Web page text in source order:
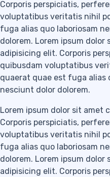
Corporis perspiciatis,
voluptatibus veritatis nihil
fuga alias quo laboriosam
dolorem. Lorem ipsum
adipisicing elit. Corporis
quibusdam voluptatibus
quaerat quae est fuga alias
nesciunt dolor dolorem.
Lorem ipsum dolor sit amet
Corporis perspiciatis,
voluptatibus veritatis nihil
fuga alias quo laboriosam
dolorem. Lorem ipsum
adipisicing elit. Corporis